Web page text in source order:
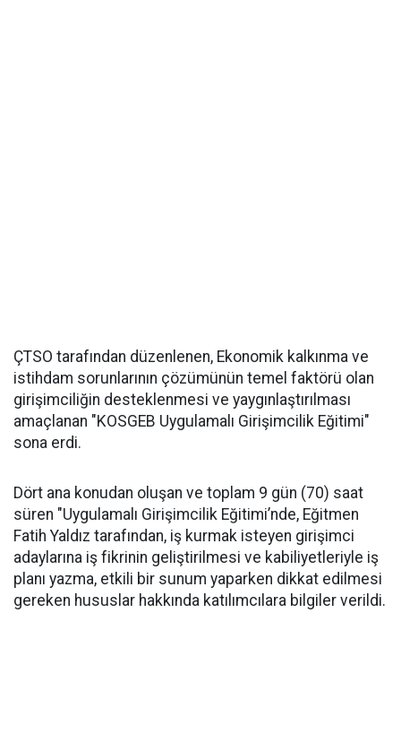
ÇTSO tarafından düzenlenen, Ekonomik kalkınma ve
istihdam sorunlarının çözümünün temel faktörü olan
girişimciliğin desteklenmesi ve yaygınlaştırılması
amaçlanan "KOSGEB Uygulamalı Girişimcilik Eğitimi"
sona erdi.
Dört ana konudan oluşan ve toplam 9 gün (70) saat
süren "Uygulamalı Girişimcilik Eğitimi’nde, Eğitmen
Fatih Yaldız tarafından, iş kurmak isteyen girişimci
adaylarına iş fikrinin geliştirilmesi ve kabiliyetleriyle iş
planı yazma, etkili bir sunum yaparken dikkat edilmesi
gereken hususlar hakkında katılımcılara bilgiler verildi.